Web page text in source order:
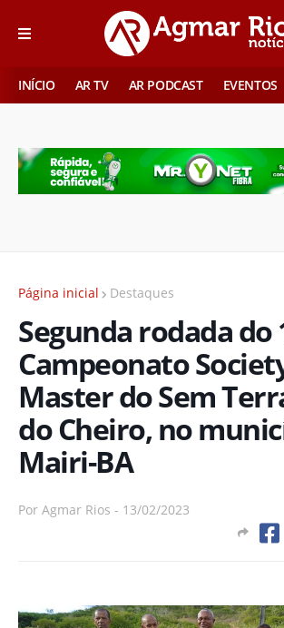
INÍCIO AR TV AR PODCAST EVENTOS
Página inicial Destaques
Segunda rodada do
Campeonato
Master do Sem
do Cheiro, no
Mairi-BA
Por Agmar Rios - 13/02/2023